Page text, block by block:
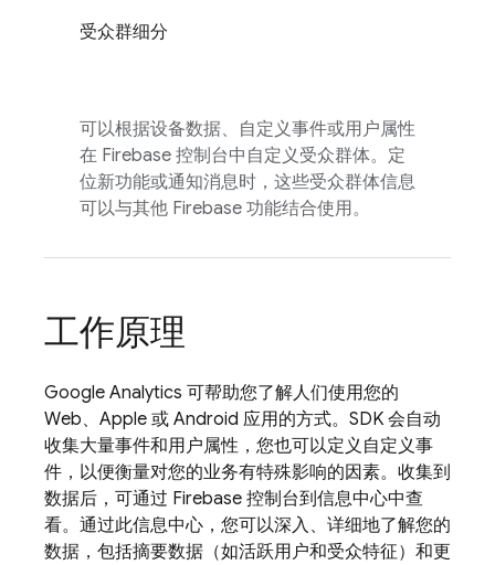
受众群细分
可以根据设备数据、自定义事件或用户属性
在 Firebase 控制台中自定义受众群体。定
位新功能或通知消息时，这些受众群体信息
可以与其他 Firebase 功能结合使用。
工作原理
Google Analytics 可帮助您了解人们使用您的
Web、Apple 或 Android 应用的方式。SDK 会自动
收集大量事件和用户属性，您也可以定义自定义事
件，以便衡量对您的业务有特殊影响的因素。收集到
数据后，可通过 Firebase 控制台到信息中心中查
看。通过此信息中心，您可以深入、详细地了解您的
数据，包括摘要数据（如活跃用户和受众特征）和更